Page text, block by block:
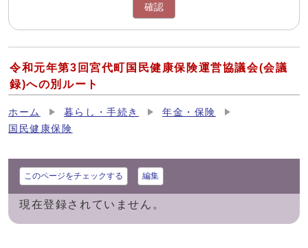
確認
令和元年第3回宮代町国民健康保険運営協議会(会議
録)への別ルート
ホーム 暮らし・手続き
年金・保険
国民健康保険
このページをチェックする 編集
現在登録されていません。